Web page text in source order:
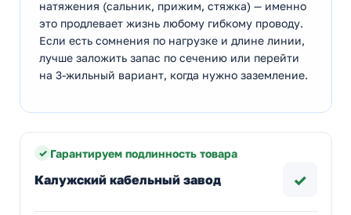
натяжения (сальник, прижим, стяжка) — именно
это продлевает жизнь любому гибкому проводу.
Если есть сомнения по нагрузке и длине линии,
лучше заложить запас по сечению или перейти
на 3-жильный вариант, когда нужно заземление.
Гарантируем подлинность товара
Калужский кабельный завод ✓